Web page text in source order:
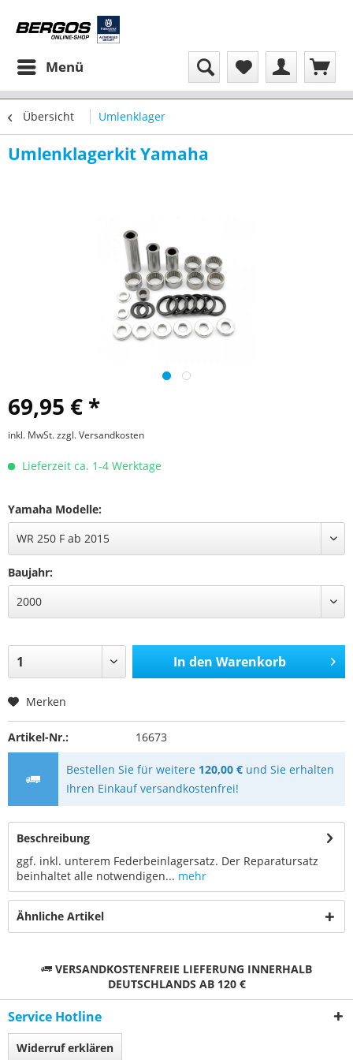
Menü
Übersicht Umlenklager
Umlenklagerkit Yamaha
69,95 € *
inkl. MwSt.zzgl. Versandkosten
Lieferzeit ca. 1-4 Werktage
Yamaha Modelle:
Baujahr:
In den Warenkorb
Merken
Artikel-Nr.: 16673
Bestellen Sie für weitere 120,00 € und Sie erhalten
Ihren Einkauf versandkostenfrei!
Beschreibung
ggf. inkl. unterem Federbeinlagersatz. Der Reparatursatz
beinhaltet alle notwendigen... mehr
Ähnliche Artikel
VERSANDKOSTENFREIE LIEFERUNG INNERHALB
DEUTSCHLANDS AB 120 €
Service Hotline
Widerruf erklären